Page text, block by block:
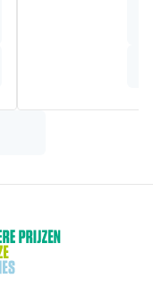
regelgeving voor
over de voeding
voor je klaar!